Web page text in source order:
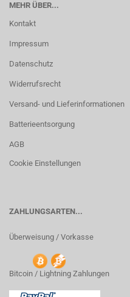
MEHR ÜBER...
Kontakt
Impressum
Datenschutz
Widerrufsrecht
Versand- und Lieferinformationen
Batterieentsorgung
AGB
Cookie Einstellungen
ZAHLUNGSARTEN...
Überweisung / Vorkasse
Bitcoin / Lightning Zahlungen